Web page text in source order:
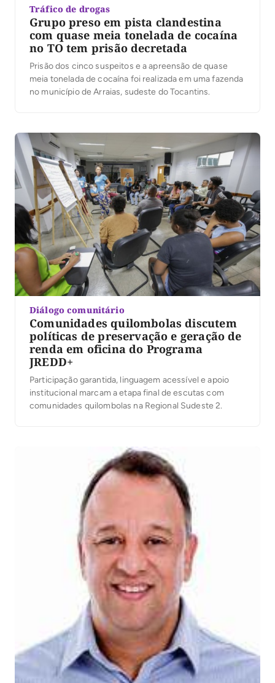
Tráfico de drogas
Grupo preso em pista clandestina
com quase meia tonelada de cocaína
no TO tem prisão decretada
Prisão dos cinco suspeitos e a apreensão de quase
meia tonelada de cocaína foi realizada em uma fazenda
no município de Arraias, sudeste do Tocantins.
Diálogo comunitário
Comunidades quilombolas discutem
políticas de preservação e geração de
renda em oficina do Programa
JREDD+
Participação garantida, linguagem acessível e apoio
institucional marcam a etapa final de escutas com
comunidades quilombolas na Regional Sudeste 2.